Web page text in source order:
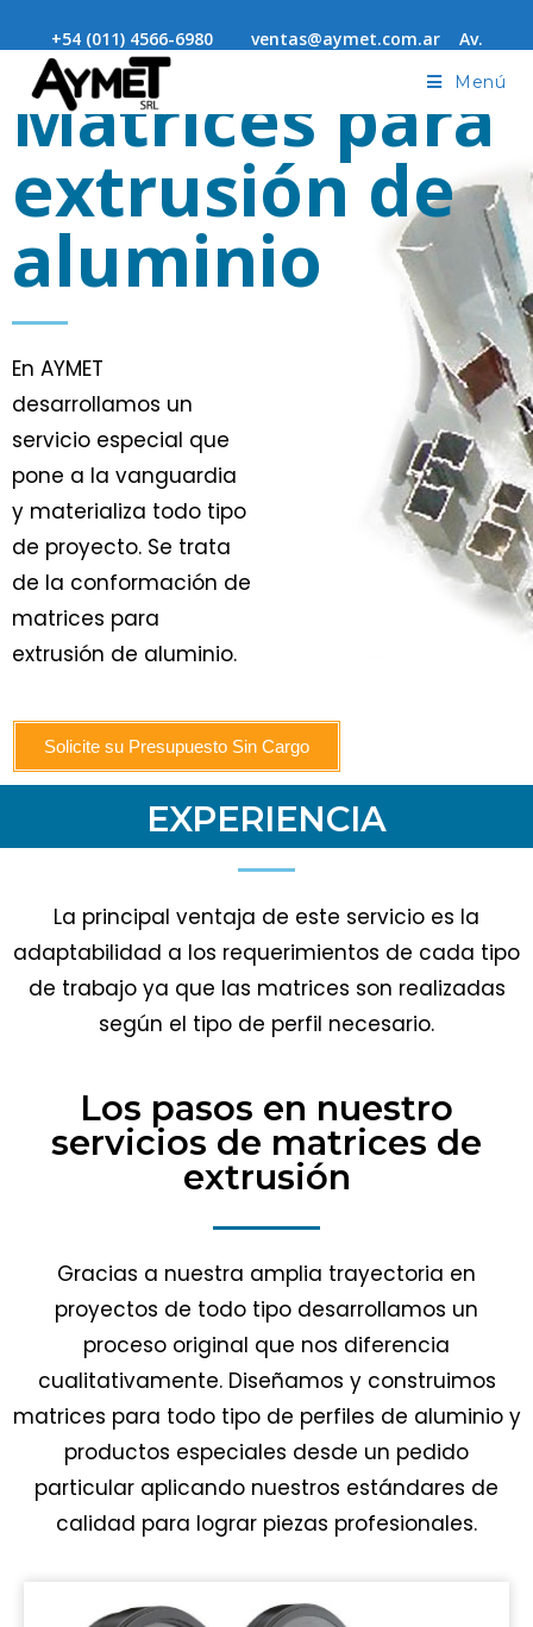
+54 (011) 4566-6980 ventas@aymet.com.ar Av.
Alvarez Jonte 4278 Capital Federal - Envíos a todo el país
Menú
Matrices para
extrusión de
aluminio
En AYMET
desarrollamos un
servicio especial que
pone a la vanguardia
y materializa todo tipo
de proyecto. Se trata
de la conformación de
matrices para
extrusión de aluminio.
Solicite su Presupuesto Sin Cargo
EXPERIENCIA
La principal ventaja de este servicio es la
adaptabilidad a los requerimientos de cada tipo
de trabajo ya que las matrices son realizadas
según el tipo de perfil necesario.
Los pasos en nuestro
servicios de matrices de
extrusión
Gracias a nuestra amplia trayectoria en
proyectos de todo tipo desarrollamos un
proceso original que nos diferencia
cualitativamente. Diseñamos y construimos
matrices para todo tipo de perfiles de aluminio y
productos especiales desde un pedido
particular aplicando nuestros estándares de
calidad para lograr piezas profesionales.